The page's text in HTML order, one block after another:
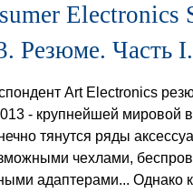
Electronics
Резюме. Часть
Art Electronics
- крупнейшей мировой
тянутся ряды
чехлами,
адаптерами... Однако